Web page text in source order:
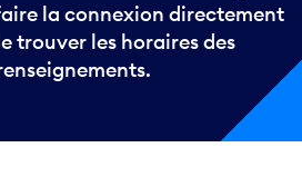
la connexion directement
trouver les horaires des